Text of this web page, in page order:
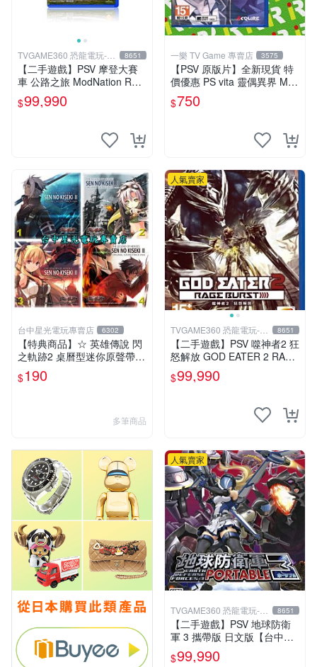
TVGAME360 恐龍電玩-台
中店
8651
【二手遊戲】PSV 摩登大賽
車 公路之旅 ModNation Rac
ers 中文版 【台中恐龍電玩】
$99,990
一樂 TV Game 專賣店 3575
【PSV 原版片】全新現貨 特
價優惠 PS vita 靈偶異界 MIN
D≒0 亞日版 日文版【台中一
樂電玩】
$750
台中星光電玩專賣店 6302
【特典商品】☆ 英雄傳說 閃
之軌跡2 桌曆型迷你原聲帶 C
D ☆全新品【現貨供應 可挑
款】台中星光電玩
$190
多筆商品
人氣賣家
TVGAME360 恐龍電玩-台
中店
8651
【二手遊戲】PSV 噬神者2 狂
怒解放 GOD EATER 2 RAGE
BURST 中文版【台中恐龍電
玩】
$99,990
人氣賣家
TVGAME360 恐龍電玩-台
中店
8651
【二手遊戲】PSV 地球防衛
軍 3 攜帶版 日文版【台中恐
龍電玩】
$99,990